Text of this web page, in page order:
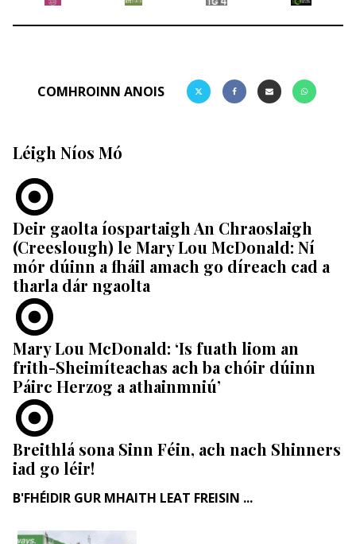
COMHROINN ANOIS
Léigh Níos Mó
Deir gaolta íospartaigh An Chraoslaigh
(Creeslough) le Mary Lou McDonald: Ní
mór dúinn a fháil amach go díreach cad a
tharla dár ngaolta
Mary Lou McDonald: ‘Is fuath liom an
frith-Sheimíteachas ach ba chóir dúinn
Páirc Herzog a athainmniú’
Breithlá sona Sinn Féin, ach nach Shinners
iad go léir!
B'FHÉIDIR GUR MHAITH LEAT FREISIN ...